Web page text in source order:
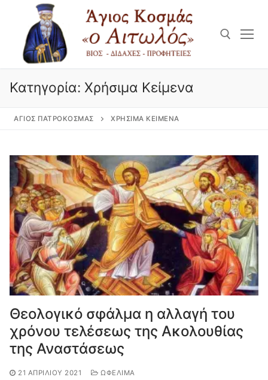
Μετάβαση
περιεχόμενο
Αναζήτηση για:
Κατηγορία: Χρήσιμα Κείμενα
ΆΓΙΟΣ ΠΑΤΡΟΚΟΣΜΆΣ ΧΡΉΣΙΜΑ ΚΕΊΜΕΝΑ
Θεολογικό σφάλμα η αλλαγή του
χρόνου τελέσεως της Ακολουθίας
της Αναστάσεως
21 ΑΠΡΙΛΊΟΥ 2021 ΩΦΈΛΙΜΑ